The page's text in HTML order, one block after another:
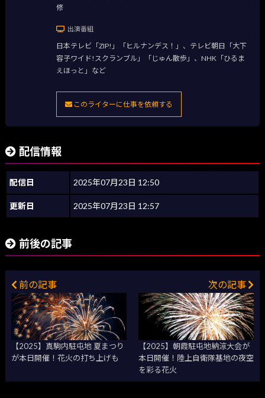
修
出演番組
日本テレビ「ZIP!」「ヒルナンデス！」、テレビ朝日「大下
容子ワイド!スクランブル」「じゅん散歩」、NHK「ひるま
えほっと」など
このライターに仕事を依頼する
配信情報
配信日 2025年07月23日 12:50
更新日 2025年07月23日 12:57
前後の記事
前の記事
【2025】真駒内駐屯地 夏まつり
が本日開催！花火の打ち上げも
次の記事
【2025】朝霞駐屯地納涼大会が
本日開催！陸上自衛隊基地の夜空
を彩る花火